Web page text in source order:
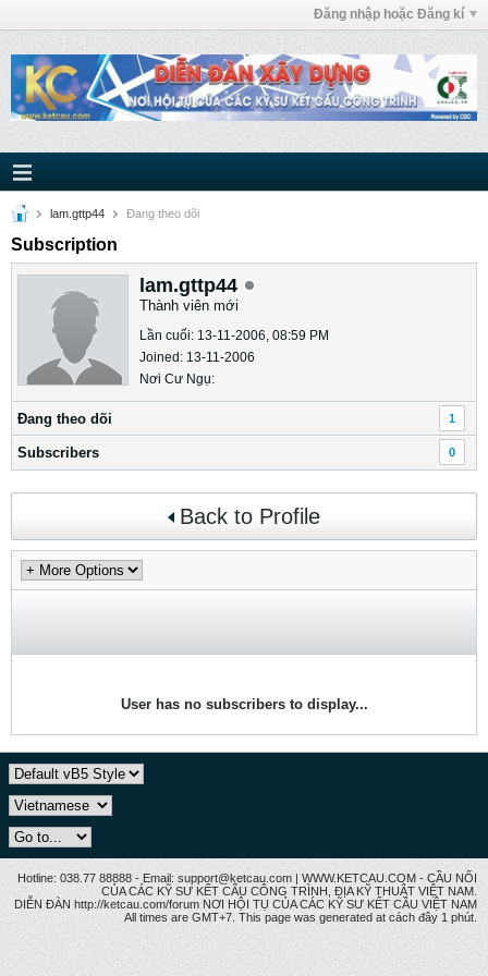
Đăng nhập hoặc Đăng kí
lam.gttp44 Ðang theo dõi
Subscription
lam.gttp44
Thành viên mới
Lần cuối: 13-11-2006, 08:59 PM
Joined: 13-11-2006
Nơi Cư Ngụ:
Ðang theo dõi 1
Subscribers 0
Back to Profile
User has no subscribers to display...
Hotline: 038.77 88888 - Email: support@ketcau.com | WWW.KETCAU.COM - CẦU NỐI
CỦA CÁC KỸ SƯ KẾT CẤU CÔNG TRÌNH, ĐỊA KỸ THUẬT VIỆT NAM.
DIỄN ĐÀN http://ketcau.com/forum NƠI HỘI TỤ CỦA CÁC KỸ SƯ KẾT CÂU VIỆT NAM
All times are GMT+7. This page was generated at cách đây 1 phút.